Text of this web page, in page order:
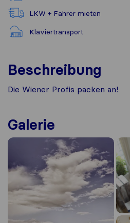
LKW + Fahrer mieten
Klaviertransport
Beschreibung
Die Wiener Profis packen an!
Galerie